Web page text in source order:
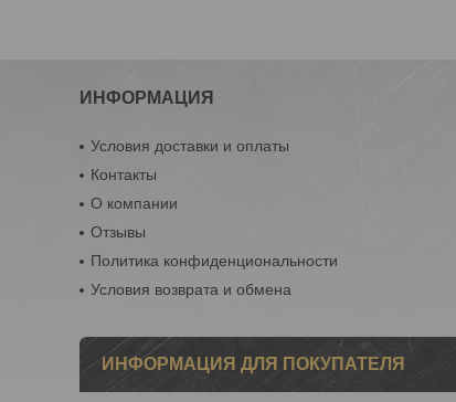
ИНФОРМАЦИЯ
Условия доставки и оплаты
Контакты
О компании
Отзывы
Политика конфиденциональности
Условия возврата и обмена
ИНФОРМАЦИЯ ДЛЯ ПОКУПАТЕЛЯ